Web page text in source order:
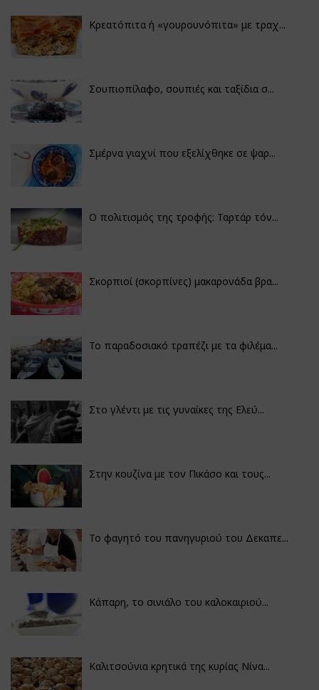
Κρεατόπιτα ή «γουρουνόπιτα» με τραχ...
Σουπιοπίλαφο, σουπιές και ταξίδια σ...
Σμέρνα γιαχνί που εξελίχθηκε σε ψαρ...
Ο πολιτισμός της τροφής: Ταρτάρ τόν...
Σκορπιοί (σκορπίνες) μακαρονάδα βρα...
Το παραδοσιακό τραπέζι με τα φιλέμα...
Στο γλέντι με τις γυναίκες της Ελεύ...
Στην κουζίνα με τον Πικάσο και τους...
Το φαγητό του πανηγυριού του Δεκαπε...
Κάπαρη, το σινιάλο του καλοκαιριού...
Καλιτσούνια κρητικά της κυρίας Νίνα...